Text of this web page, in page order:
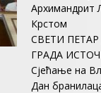
Архимандрит
Крстом
СВЕТИ
ГРАДА
Сјећање на
Дан